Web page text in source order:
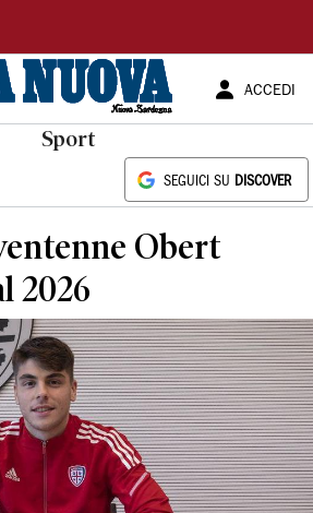
ACCEDI
Sport
SEGUICI SU DISCOVER
Obert
2026